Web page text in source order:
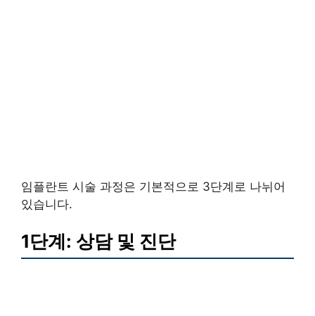
임플란트 시술 과정은 기본적으로 3단계로 나뉘어
있습니다.
1단계: 상담 및 진단